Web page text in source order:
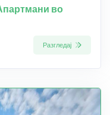
во
Разгледај